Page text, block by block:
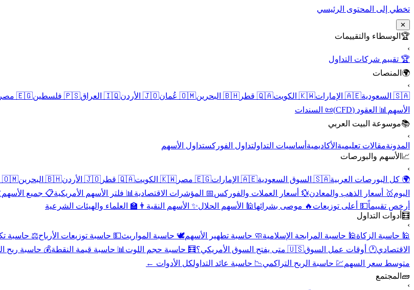
تخطي إلى المحتوى الرئيسي
✕
🏆 الوسطاء والتقييمات
›
🏆 تقييم شركات التداول
🌍 المنصات
›
🇸🇦 السعودية
🇦🇪 الإمارات 🇰🇼 الكويت 🇶🇦 قطر 🇧🇭 البحرين 🇴🇲 عُمان 🇯🇴 الأردن 🇮🇶 العراق 🇵🇸 فلسطين 🇪🇬 مصر
الأسهم 📊 العقود (CFD)
📜 السندات
📚موسوعة البيت العربي
›
المدونةمقالات تعليمية الأكاديمية أساسيات التداولتداول الفوركستداول الأسهم
📈 الأسهم والبورصات
›
🌍 كل البورصات العربية🇸🇦 السوق السعودية 🇦🇪 الإمارات 🇪🇬 مصر 🇰🇼 الكويت 🇶🇦 قطر 🇯🇴 الأردن 🇧🇭 البحرين 🇴🇲 عُمان
اليوم🥇 أسعار الذهب والمعادن💱 أسعار العملات والفوركس📅 المؤشرات الاقتصادية 📊 فلتر الأسهم الأمريكية📋 جميع الأسهم
أرخص تقييماً💵 أعلى توزيعات 🔥 موصى بشرائها🕌 الأسهم الحلال✨ الأسهم النقية 👨‍🏫 العلماء والهيئات الشرعية
🧮 أدوات التداول
›
🕌 حاسبة الزكاة🕌 حاسبة المرابحة الإسلامية🧼 حاسبة تطهير الأسهم🕊️ حاسبة المواريث💵 حاسبة توزيعات الأرباح⚖️ حاسبة
الاقتصادي🕐 أوقات عمل السوق🇺🇸 متى يفتح السوق الأمريكي؟ 🧮 حاسبة حجم اللوت 📊 حاسبة قيمة النقطة💰 حاسبة ربح
متوسط سعر السهم💹 حاسبة الربح التراكمي📉 حاسبة عائد التداولكل الأدوات ←
🧱 المجتمع
›